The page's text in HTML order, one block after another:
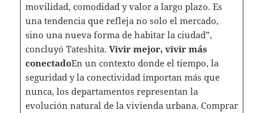
movilidad, comodidad y valor a largo plazo. Es
una tendencia que refleja no solo el mercado,
sino una nueva forma de habitar la ciudad”,
concluyó Tateshita. Vivir mejor, vivir más
conectadoEn un contexto donde el tiempo, la
seguridad y la conectividad importan más que
nunca, los departamentos representan la
evolución natural de la vivienda urbana. Comprar